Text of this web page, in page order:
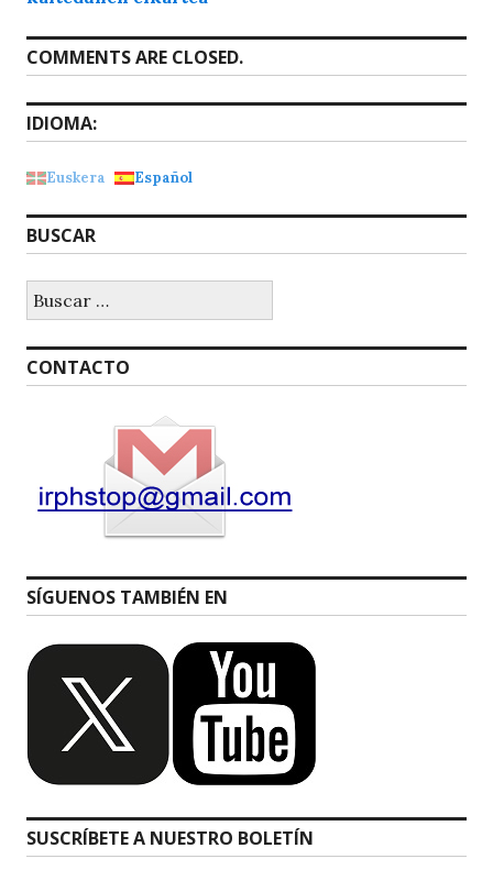
COMMENTS ARE CLOSED.
IDIOMA:
Euskera Español
BUSCAR
CONTACTO
SÍGUENOS TAMBIÉN EN
SUSCRÍBETE A NUESTRO BOLETÍN